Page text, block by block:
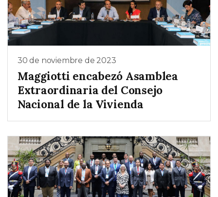
30 de noviembre de 2023
Maggiotti encabezó Asamblea
Extraordinaria del Consejo
Nacional de la Vivienda